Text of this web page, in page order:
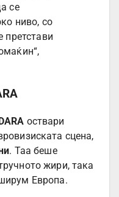
се
ниво, со
претстави
оствари
сцена,
. Таа беше
жири, така
Европа.